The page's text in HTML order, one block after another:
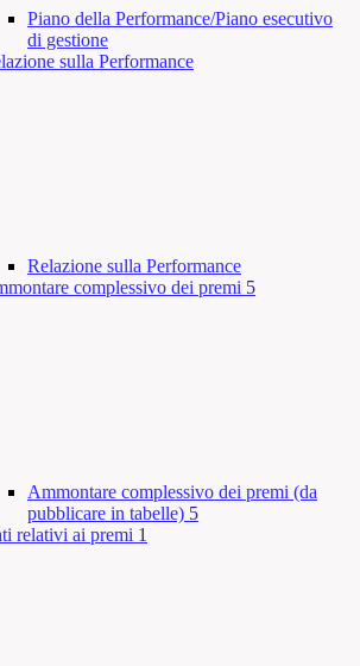
Piano della Performance/Piano esecutivo
di gestione
sulla Performance
Relazione sulla Performance
complessivo dei premi 5
Ammontare complessivo dei premi (da
pubblicare in tabelle) 5
relativi ai premi 1